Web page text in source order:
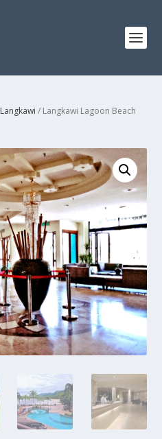
Langkawi / Langkawi Lagoon Beach